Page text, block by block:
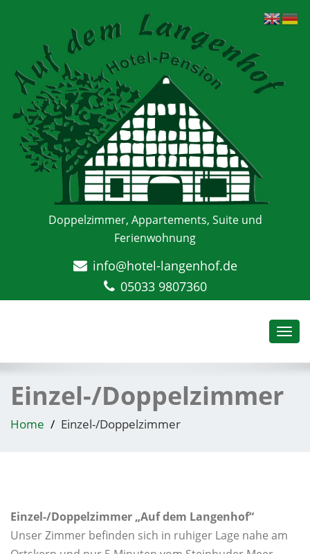
Doppelzimmer, Appartements, Suite und
Ferienwohnung
info@hotel-langenhof.de
05033 9807360
Einzel-/Doppelzimmer
Home Einzel-/Doppelzimmer
Einzel-/Doppelzimmer „Auf dem Langenhof“
Unser Zimmer befinden sich in ruhiger Lage nahe am